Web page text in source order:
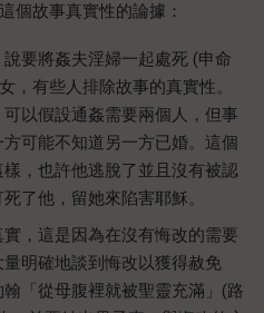
個故事真實性的論據：
要將姦夫淫婦一起處死 (申命
，有些人排除故事的真實性。
以假設通姦需要兩個人，但事
可能不知道另一方已婚。這個
，也許他逃脫了並且沒有被認
了他，留她來陷害耶穌。
，這是因為在沒有悔改的需要
明確地談到悔改以獲得赦免
「從母腹裡就被聖靈充滿」(路